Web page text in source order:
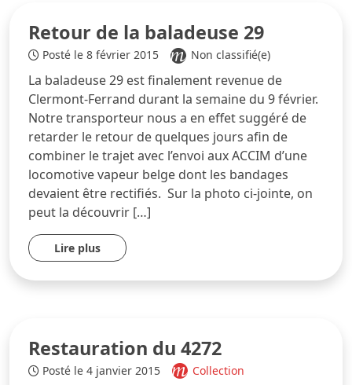
Retour de la baladeuse 29
Posté le 8 février 2015 Non classifié(e)
La baladeuse 29 est finalement revenue de
Clermont-Ferrand durant la semaine du 9 février.
Notre transporteur nous a en effet suggéré de
retarder le retour de quelques jours afin de
combiner le trajet avec l’envoi aux ACCIM d’une
locomotive vapeur belge dont les bandages
devaient être rectifiés. Sur la photo ci-jointe, on
peut la découvrir […]
Lire plus
Restauration du 4272
Posté le 4 janvier 2015 Collection